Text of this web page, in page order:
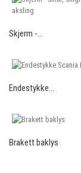
Skjerm -...
Endestykke...
Brakett baklys